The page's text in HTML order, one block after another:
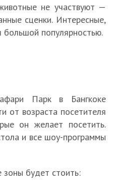
не участвуют —
сценки. Интересные,
популярностью.
Парк в Бангкоке
от возраста посетителя
он желает посетить.
и все шоу-программы
зоны будет стоить: